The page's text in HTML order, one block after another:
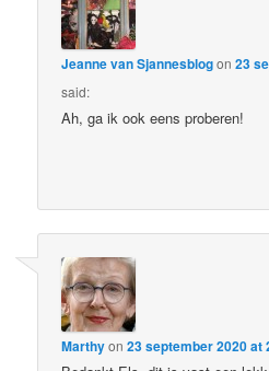
Jeanne van Sjannesblogon23
said:
Ah, ga ik ook eens proberen!
Marthyon23 september 2020 at